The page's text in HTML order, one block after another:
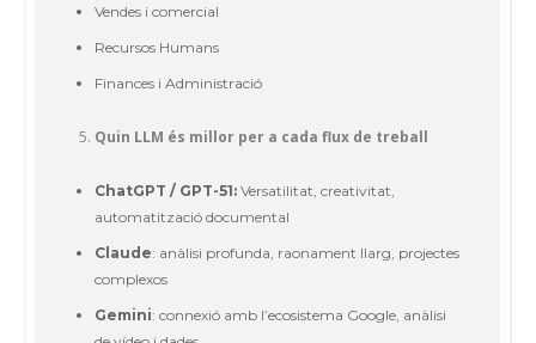
Vendes i comercial
Recursos Humans
Finances i Administració
Quin LLM és millor per a cada flux de treball
ChatGPT / GPT-51: Versatilitat, creativitat,
automatització documental
Claude: anàlisi profunda, raonament llarg, projectes
complexos
Gemini: connexió amb l’ecosistema Google, anàlisi